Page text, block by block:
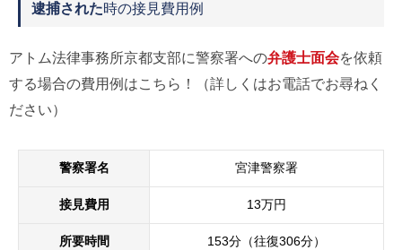
逮捕された時の接見費用例
アトム法律事務所京都支部に警察署への弁護士面会を依頼
する場合の費用例はこちら！（詳しくはお電話でお尋ねく
ださい）
警察署名 宮津警察署
接見費用 13万円
所要時間 153分（往復306分）